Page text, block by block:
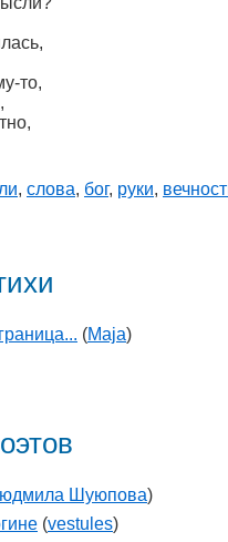
то,
, слова, бог, руки,
(Maja)
Шуюпова)
(vestules)